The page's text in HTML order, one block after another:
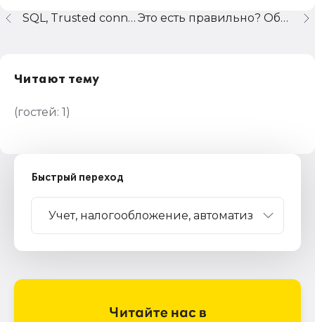
Это есть правильно? Объясните пожалуйста
SQL, Trusted connection???
Читают тему
(гостей: 1)
Быстрый переход